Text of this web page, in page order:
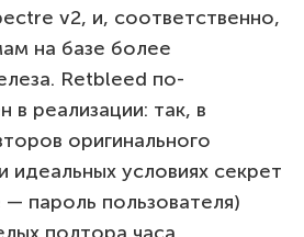
v2, и, соответственно,
на базе более
Retbleed по-
реализации: так, в
оригинального
идеальных условиях секрет
пароль пользователя)
полтора часа.